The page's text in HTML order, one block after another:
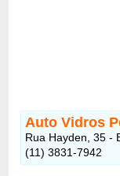
Auto Vidros
Rua Hayden, 35 -
(11) 3831-7942